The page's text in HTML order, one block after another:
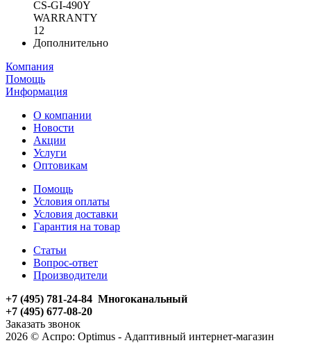
CS-GI-490Y
WARRANTY
12
Дополнительно
Компания
Помощь
Информация
О компании
Новости
Акции
Услуги
Оптовикам
Помощь
Условия оплаты
Условия доставки
Гарантия на товар
Статьи
Вопрос-ответ
Производители
+7 (495) 781-24-84 Многоканальный
+7 (495) 677-08-20
Заказать звонок
2026 © Аспро: Optimus - Адаптивный интернет-магазин